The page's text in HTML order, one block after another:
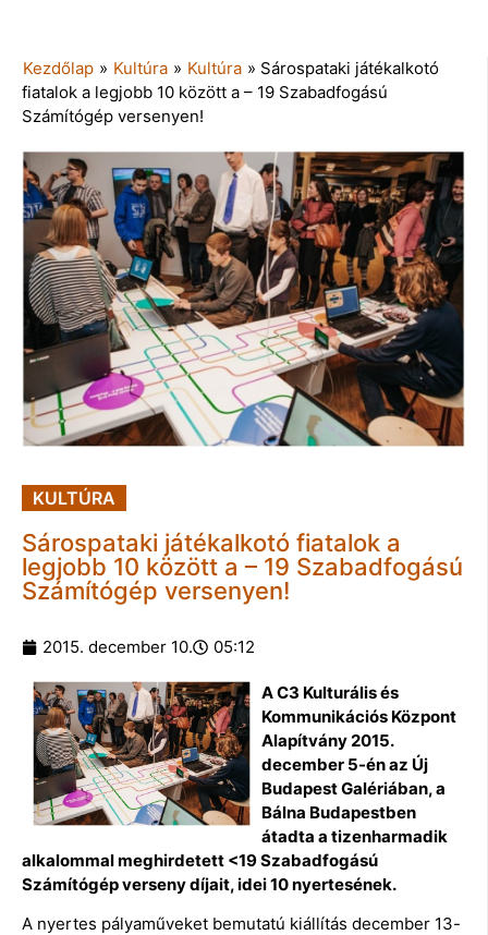
Kezdőlap » Kultúra » Kultúra » Sárospataki játékalkotó
fiatalok a legjobb 10 között a – 19 Szabadfogású
Számítógép versenyen!
KULTÚRA
Sárospataki játékalkotó fiatalok a
legjobb 10 között a – 19 Szabadfogású
Számítógép versenyen!
2015. december 10. 05:12
A C3 Kulturális és
Kommunikációs Központ
Alapítvány 2015.
december 5-én az Új
Budapest Galériában, a
Bálna Budapestben
átadta a tizenharmadik
alkalommal meghirdetett <19 Szabadfogású
Számítógép verseny díjait, idei 10 nyertesének.
A nyertes pályaműveket bemutatú kiállítás december 13-